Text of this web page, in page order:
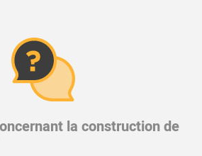
la construction de